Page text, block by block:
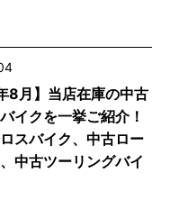
8月】当店在庫の中古
イクを一挙ご紹介！
ロスバイク、中古ロー
中古ツーリングバイ